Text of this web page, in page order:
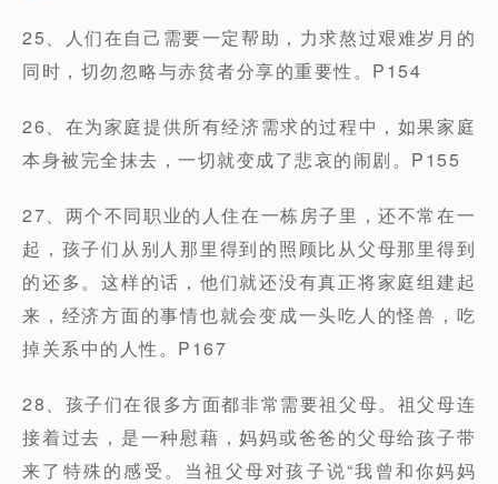
25、人们在自己需要一定帮助，力求熬过艰难岁月的
同时，切勿忽略与赤贫者分享的重要性。P154
26、在为家庭提供所有经济需求的过程中，如果家庭
本身被完全抹去，一切就变成了悲哀的闹剧。P155
27、两个不同职业的人住在一栋房子里，还不常在一
起，孩子们从别人那里得到的照顾比从父母那里得到
的还多。这样的话，他们就还没有真正将家庭组建起
来，经济方面的事情也就会变成一头吃人的怪兽，吃
掉关系中的人性。P167
28、孩子们在很多方面都非常需要祖父母。祖父母连
接着过去，是一种慰藉，妈妈或爸爸的父母给孩子带
来了特殊的感受。当祖父母对孩子说“我曾和你妈妈